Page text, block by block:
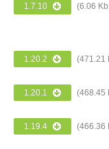
1.7.10 (6.06
1.20.2 (471.21
1.20.1 (468.45
1.19.4 (466.36